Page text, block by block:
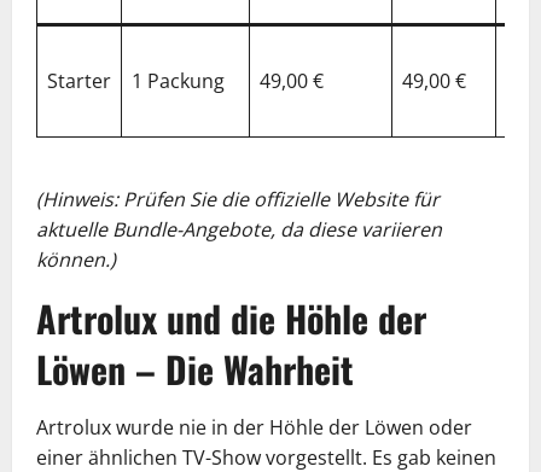
Starter 1 Packung 49,00 € 49,00 €
(Hinweis: Prüfen Sie die offizielle Website für
aktuelle Bundle-Angebote, da diese variieren
können.)
Artrolux und die Höhle der
Löwen – Die Wahrheit
Artrolux wurde nie in der Höhle der Löwen oder
einer ähnlichen TV-Show vorgestellt. Es gab keinen